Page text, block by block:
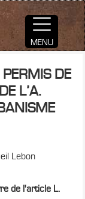
PERMIS DE
L’A.
Lebon
de l'article L.
MENU